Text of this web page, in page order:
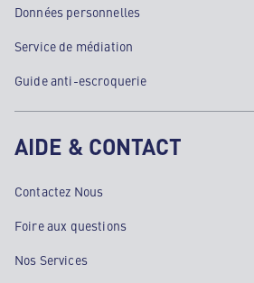
Données personnelles
Service de médiation
Guide anti-escroquerie
AIDE & CONTACT
Contactez Nous
Foire aux questions
Nos Services